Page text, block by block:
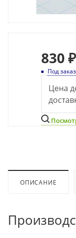
830 ₽
Под заказ
Цена
ОПИСАНИЕ